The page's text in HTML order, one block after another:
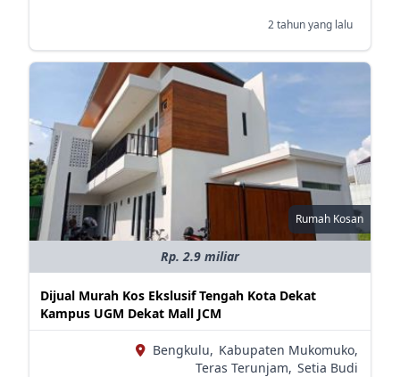
2 tahun yang lalu
Rumah Kosan
Rp. 2.9 miliar
Dijual Murah Kos Ekslusif Tengah Kota Dekat
Kampus UGM Dekat Mall JCM
Bengkulu, Kabupaten Mukomuko,
Teras Terunjam, Setia Budi